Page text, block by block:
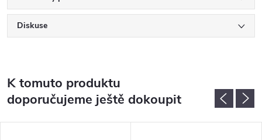
Diskuse
K tomuto produktu
doporučujeme ještě dokoupit